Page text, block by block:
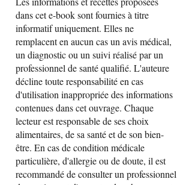
dans cet e-book sont fournies à titre
informatif uniquement. Elles ne
remplacent en aucun cas un avis médical,
un diagnostic ou un suivi réalisé par un
professionnel de santé qualifié. L'auteure
décline toute responsabilité en cas
d'utilisation inappropriée des informations
contenues dans cet ouvrage. Chaque
lecteur est responsable de ses choix
alimentaires, de sa santé et de son bien-
être. En cas de condition médicale
particulière, d'allergie ou de doute, il est
recommandé de consulter un professionnel